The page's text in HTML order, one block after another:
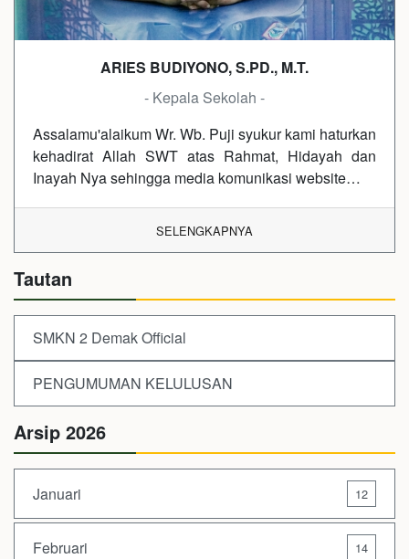
ARIES BUDIYONO, S.PD., M.T.
- Kepala Sekolah -
Assalamu'alaikum Wr. Wb. Puji syukur kami haturkan
kehadirat Allah SWT atas Rahmat, Hidayah dan
Inayah Nya sehingga media komunikasi website…
SELENGKAPNYA
Tautan
SMKN 2 Demak Official
PENGUMUMAN KELULUSAN
Arsip 2026
Januari 12
Februari 14